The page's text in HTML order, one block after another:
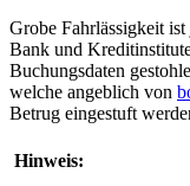
Grobe Fahrlässigkeit
Bank und
Buchungsdaten
welche angeblich von
Betrug eingestuft
Hinweis: